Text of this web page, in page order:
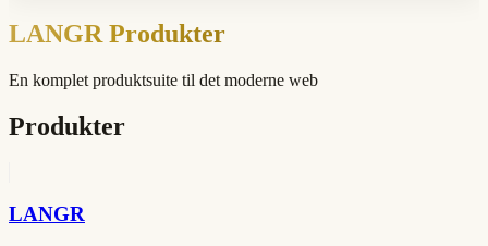
LANGR Produkter
En komplet produktsuite til det moderne web
Produkter
LANGR